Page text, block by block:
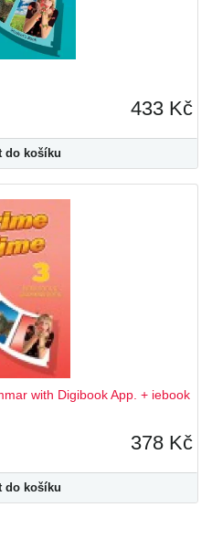
433 Kč
do košíku
with Digibook App. + iebook
378 Kč
do košíku